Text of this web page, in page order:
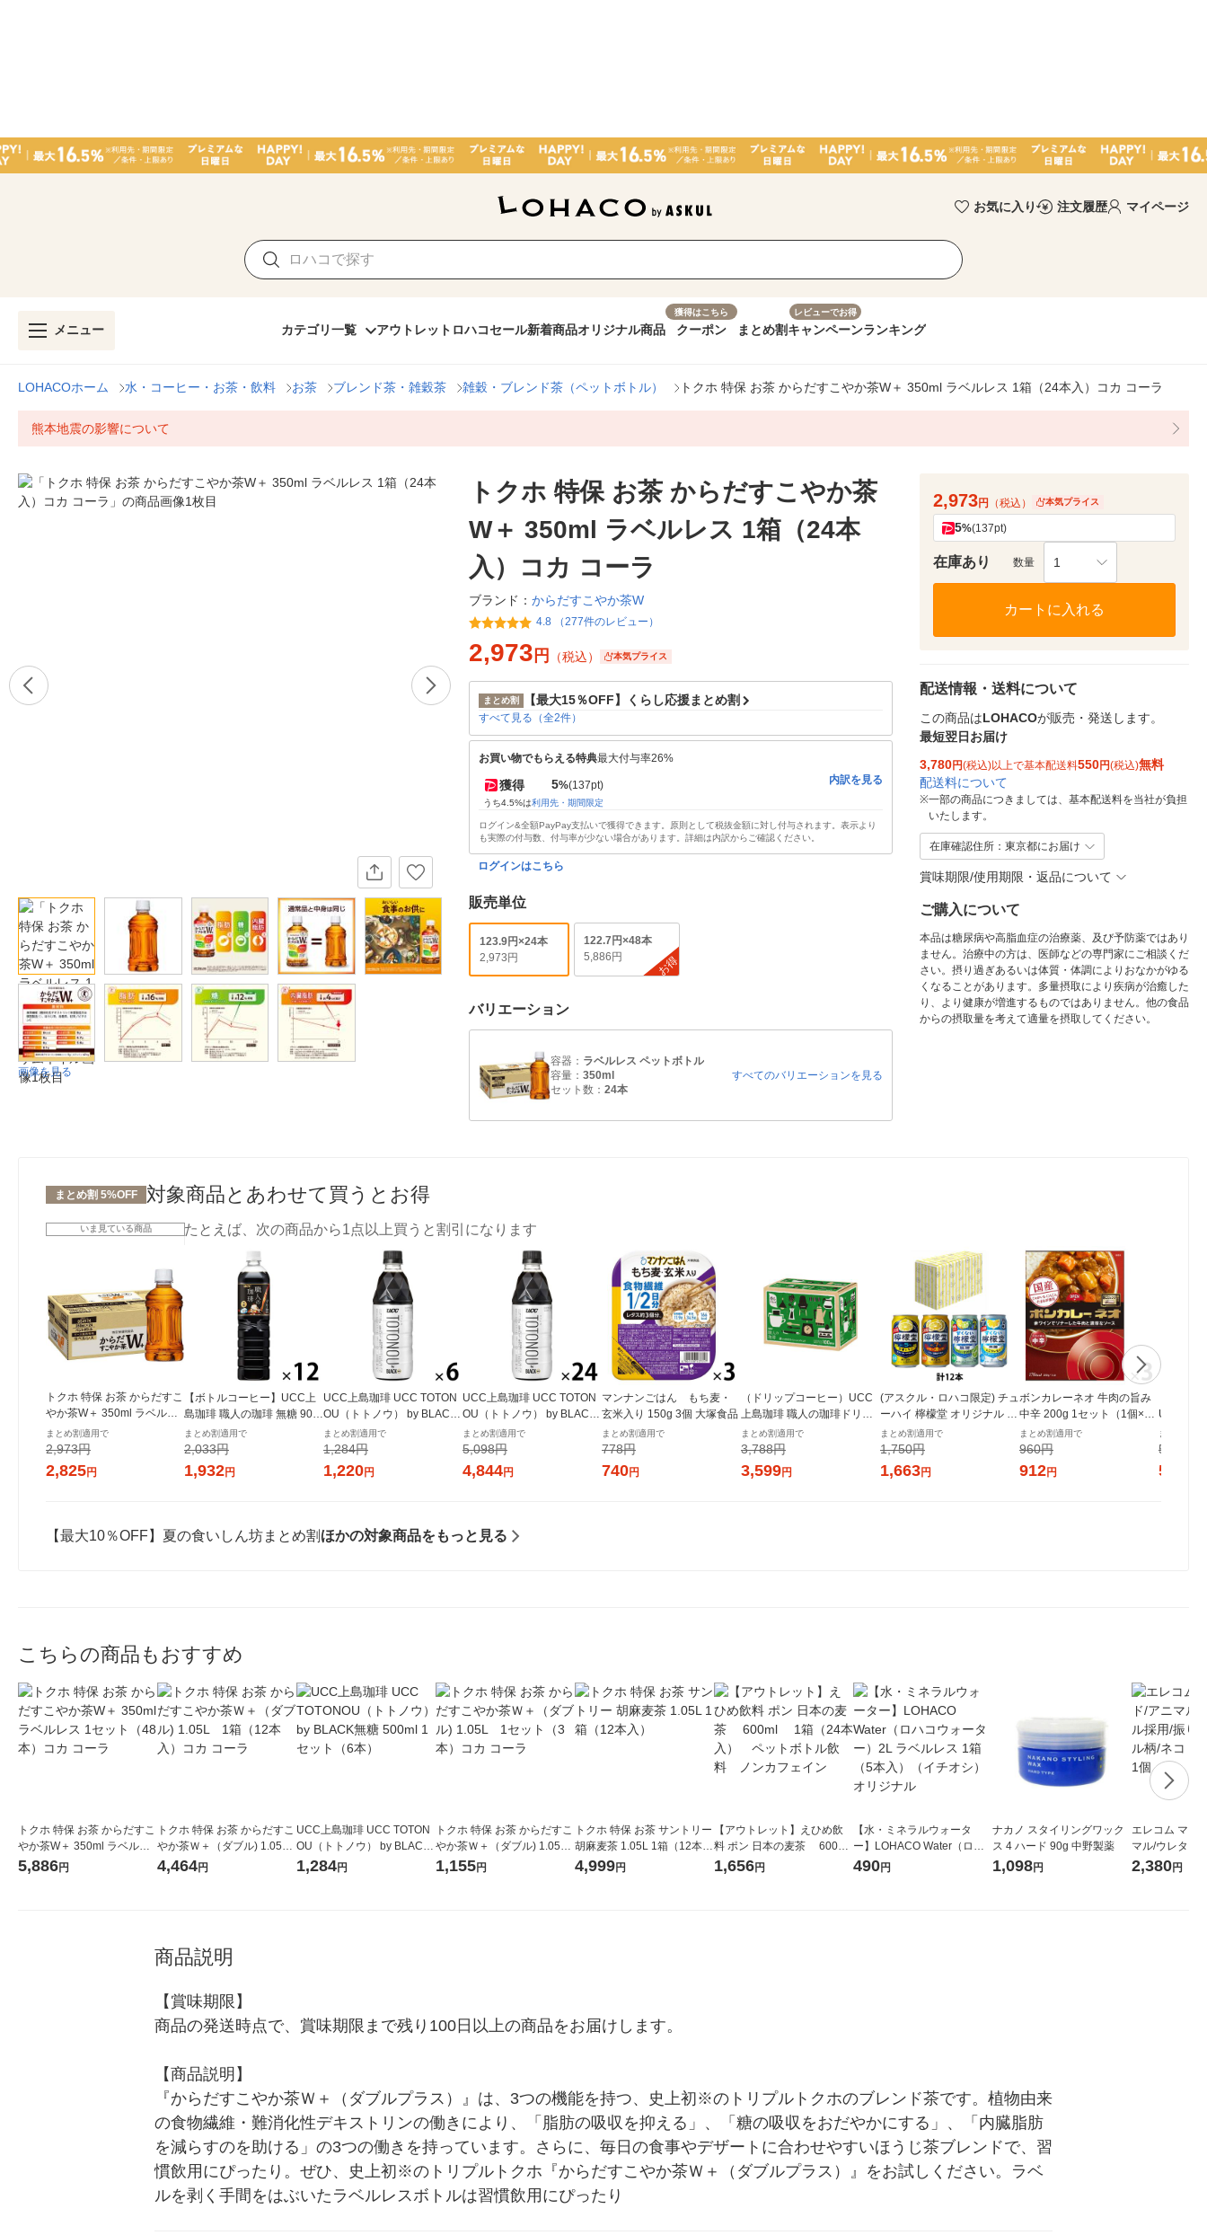
お気に入り 注文履歴 マイページ
メニュー カテゴリ一覧 アウトレット ロハコセール新着商品オリジナル商品
獲得はこちら
クーポン まとめ割
レビューでお得
キャンペーンランキング
LOHACOホーム 水・コーヒー・お茶・飲料 お茶 ブレンド茶・雑穀茶 雑穀・ブレンド茶（ペットボトル） トクホ 特保 お茶 からだすこやか茶W＋ 350ml ラベルレス 1箱（24本入）コカ コーラ
熊本地震の影響について
画像を見る
トクホ 特保 お茶 からだすこやか茶
W＋ 350ml ラベルレス 1箱（24本
入）コカ コーラ
ブランド： からだすこやか茶W
4.8 （277件のレビュー）
2,973 円 （税込） 本気プライス
まとめ割 【最大15％OFF】くらし応援まとめ割
すべて見る（全2件）
お買い物でもらえる特典最大付与率26%
獲得 5%(137pt)
うち4.5%は利用先・期間限定
内訳を見る
ログイン&全額PayPay支払いで獲得できます。原則として税抜金額に対し付与されます。表示より
も実際の付与数、付与率が少ない場合があります。詳細は内訳からご確認ください。
ログインはこちら
販売単位
123.9円×24本
2,973円
122.7円×48本
5,886円
お得
バリエーション
容器： ラベルレス ペットボトル
容量： 350ml
セット数： 24本
すべてのバリエーションを見る
2,973円 （税込） 本気プライス
5%(137pt)
在庫あり 数量 1
カートに入れる
配送情報・送料について
この商品はLOHACOが販売・発送します。
最短翌日お届け
3,780円(税込)以上で基本配送料550円(税込)無料
配送料について
※一部の商品につきましては、基本配送料を当社が負担
いたします。
在庫確認住所：東京都にお届け
賞味期限/使用期限・返品について
ご購入について
本品は糖尿病や高脂血症の治療薬、及び予防薬ではあり
ません。治療中の方は、医師などの専門家にご相談くだ
さい。摂り過ぎあるいは体質・体調によりおなかがゆる
くなることがあります。多量摂取により疾病が治癒した
り、より健康が増進するものではありません。他の食品
からの摂取量を考えて適量を摂取してください。
まとめ割 5%OFF 対象商品とあわせて買うとお得
いま見ている商品
トクホ 特保 お茶 からだすこ
やか茶W＋ 350ml ラベルレ
ス 1箱（24本入）コカ コー
ラ
まとめ割適用で
2,973円
2,825円
たとえば、次の商品から1点以上買うと割引になります
【ボトルコーヒー】UCC上
島珈琲 職人の珈琲 無糖 900
ml 1箱（12本入）
まとめ割適用で
2,033円
1,932円
UCC上島珈琲 UCC TOTON
OU（トトノウ） by BLACK
無糖 500ml 1セット（6本）
まとめ割適用で
1,284円
1,220円
UCC上島珈琲 UCC TOTON
OU（トトノウ） by BLACK
無糖 500ml 1箱（24本入）
まとめ割適用で
5,098円
4,844円
マンナンごはん もち麦・
玄米入り 150g 3個 大塚食品
まとめ割適用で
778円
740円
（ドリップコーヒー）UCC
上島珈琲 職人の珈琲ドリッ
プコーヒー 深いコクのスペ
シャルブレンド 1箱（100袋
入）
まとめ割適用で
3,788円
3,599円
(アスクル・ロハコ限定) チュ
ーハイ 檸檬堂 オリジナル 4
種アソート 350ml 1箱(12本
入) 限定
まとめ割適用で
1,750円
1,663円
ボンカレーネオ 牛肉の旨み
中辛 200g 1セット（1個×
3）大塚食品 レトルトカレー
レンジ対応
まとめ割適用で
960円
912円
UCC上
コーヒー
まとめ割適
538円
512
【最大10％OFF】夏の食いしん坊まとめ割 ほかの対象商品をもっと見る
こちらの商品もおすすめ
トクホ 特保 お茶 からだすこ
やか茶W＋ 350ml ラベルレ
ス 1セット（48本）コカ コ
5,886円
トクホ 特保 お茶 からだすこ
やか茶Ｗ＋（ダブル) 1.05L
1箱（12本入）コカ コー
4,464円
UCC上島珈琲 UCC TOTON
OU（トトノウ） by BLACK
無糖 500ml 1セット（6本）
1,284円
トクホ 特保 お茶 からだすこ
やか茶Ｗ＋（ダブル) 1.05L
1セット（3本）コカ コー
1,155円
トクホ 特保 お茶 サントリー
胡麻麦茶 1.05L 1箱（12本
入）
4,999円
【アウトレット】えひめ飲
料 ポン 日本の麦茶 600ml
1箱（24本入） ペットボ
1,656円
【水・ミネラルウォータ
ー】LOHACO Water（ロハ
コウォーター）2L ラベルレ
490円
ナカノ スタイリングワック
ス 4 ハード 90g 中野製薬
1,098円
エレコム マウ
マル/ウレタン
向きアニマル
2,380円
商品説明
【賞味期限】
商品の発送時点で、賞味期限まで残り100日以上の商品をお届けします。
【商品説明】
『からだすこやか茶Ｗ＋（ダブルプラス）』は、3つの機能を持つ、史上初※のトリプルトクホのブレンド茶です。植物由来
の食物繊維・難消化性デキストリンの働きにより、「脂肪の吸収を抑える」、「糖の吸収をおだやかにする」、「内臓脂肪
を減らすのを助ける」の3つの働きを持っています。さらに、毎日の食事やデザートに合わせやすいほうじ茶ブレンドで、習
慣飲用にぴったり。ぜひ、史上初※のトリプルトクホ『からだすこやか茶Ｗ＋（ダブルプラス）』をお試しください。ラベ
ルを剥く手間をはぶいたラベルレスボトルは習慣飲用にぴったり